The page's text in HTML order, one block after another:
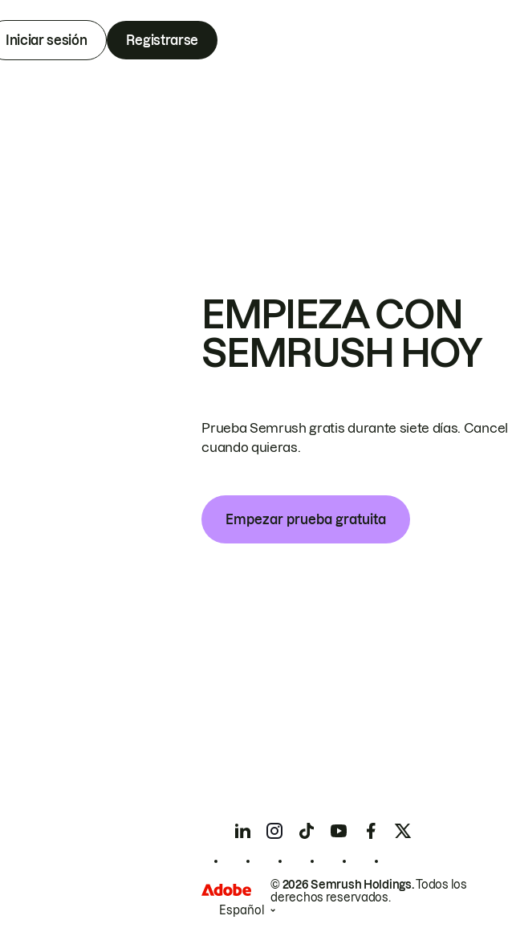
Iniciar sesión Registrarse
EMPIEZA CON
SEMRUSH HOY
Prueba Semrush gratis durante siete días.
cuando quieras.
Empezar prueba gratuita
© 2026 Semrush Holdings.Todos los
derechos reservados.
Español